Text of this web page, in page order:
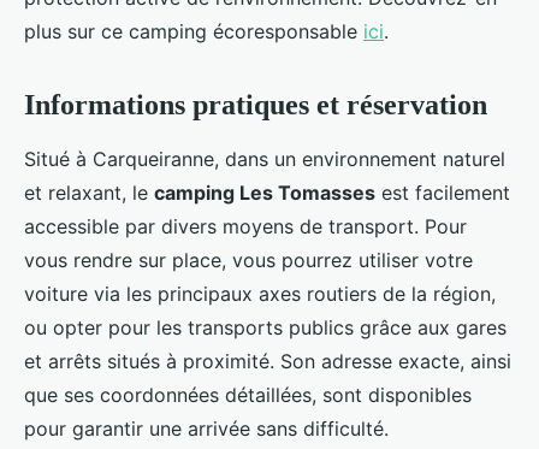
plus sur ce camping écoresponsable ici.
Informations pratiques et réservation
Situé à Carqueiranne, dans un environnement naturel
et relaxant, le camping Les Tomasses est facilement
accessible par divers moyens de transport. Pour
vous rendre sur place, vous pourrez utiliser votre
voiture via les principaux axes routiers de la région,
ou opter pour les transports publics grâce aux gares
et arrêts situés à proximité. Son adresse exacte, ainsi
que ses coordonnées détaillées, sont disponibles
pour garantir une arrivée sans difficulté.